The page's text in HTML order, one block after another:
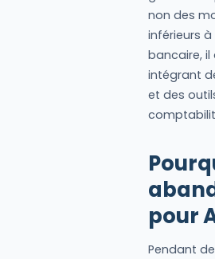
non des
inférieurs
bancaire,
intégrant
et des
pour
Pendant